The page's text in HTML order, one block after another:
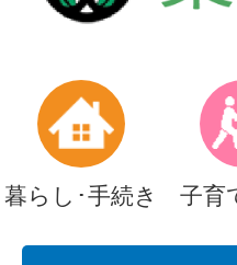
暮らし･手続き 子育